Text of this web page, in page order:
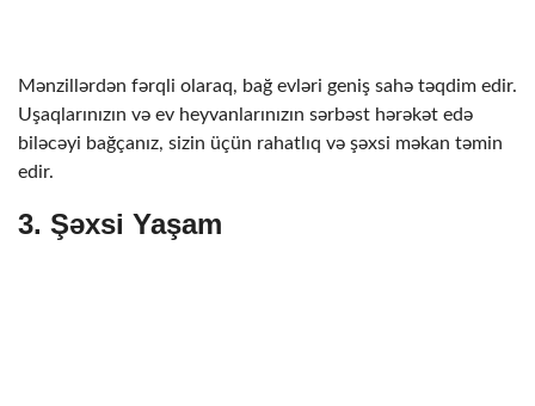
Mənzillərdən fərqli olaraq, bağ evləri geniş sahə təqdim edir.
Uşaqlarınızın və ev heyvanlarınızın sərbəst hərəkət edə
biləcəyi bağçanız, sizin üçün rahatlıq və şəxsi məkan təmin
edir.
3. Şəxsi Yaşam